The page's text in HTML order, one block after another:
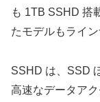
も 1TB SSHD 搭
たモデルもライ
SSHD は、SSD
高速なデータア